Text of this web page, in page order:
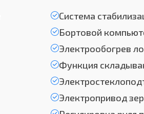
Система
Бортовой
Электрообогрев
Функция
Электропривод